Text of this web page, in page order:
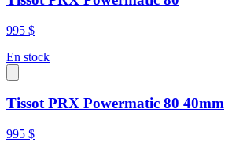
995 $
En stock
Tissot PRX Powermatic 80 40mm
995 $